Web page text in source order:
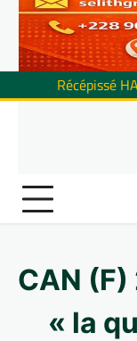
Récépissé
CAN
« la